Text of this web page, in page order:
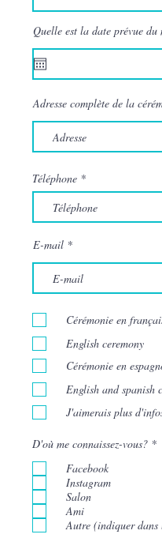
Quelle est la date prévue du
Adresse complète de la
Téléphone
E-mail
Cérémonie en
English ceremony
Cérémonie en
English and spanish
J'aimerais plus
D'où me connaissez-vous? *R
Facebook
Instagram
Salon
Ami
Autre (indiquer dans